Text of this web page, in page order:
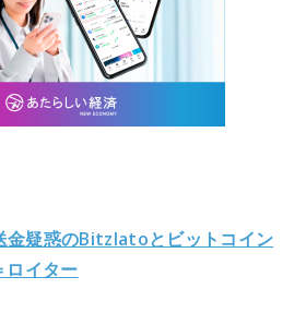
金疑惑のBitzlatoとビットコイン
ロイター